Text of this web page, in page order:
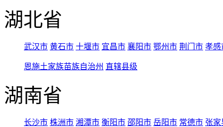
湖北省
武汉市 黄石市 十堰市 宜昌市 襄阳市 鄂州市 荆门市 孝感
恩施土家族苗族自治州 直辖县级
湖南省
长沙市 株洲市 湘潭市 衡阳市 邵阳市 岳阳市 常德市 张家